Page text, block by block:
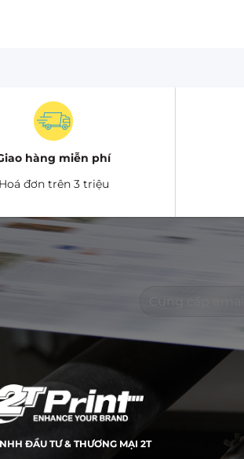
hàng miễn phí
Hoá đơn trên 3 triệu
ĐẦU TƯ & THƯƠNG MẠI 2T